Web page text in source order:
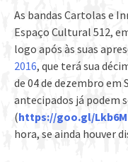
As bandas Cartolas e
Espaço Cultural 512,
logo após às suas
2016, que terá sua
de 04 de dezembro em
antecipados já podem
(https://goo.gl/
hora, se ainda houver